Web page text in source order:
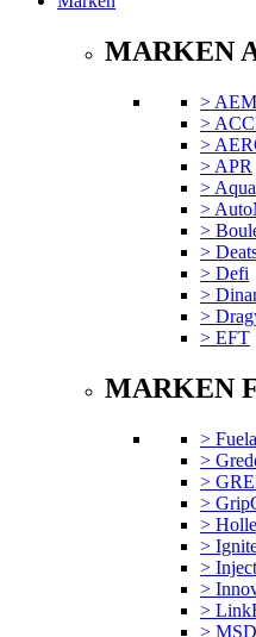
MARKEN
> AEM
>
>
> APR
>
>
>
>
> Defi
>
>
> EFT
MARKEN
>
>
>
>
>
>
>
>
>
> MSD